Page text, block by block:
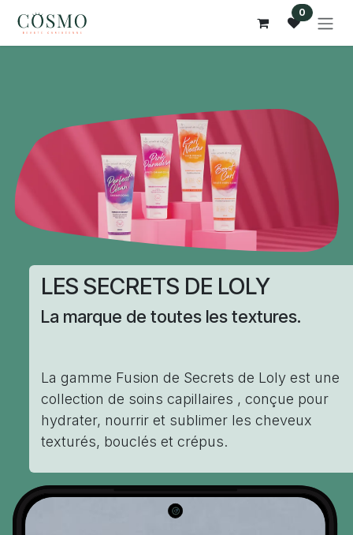
Se rendre au contenu 0
LES SECRETS DE LOLY
La marque de toutes les textures.
La gamme Fusion de Secrets de Loly est une
collection de soins capillaires , conçue pour
hydrater, nourrir et sublimer les cheveux
texturés, bouclés et crépus.